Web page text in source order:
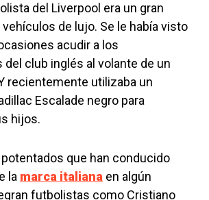
del Liverpool era un gran
de lujo. Se le había visto
acudir a los
club inglés al volante de un
recientemente utilizaba un
Escalade negro para
hijos.
potentados que han conducido
la marca italiana en algún
futbolistas como Cristiano